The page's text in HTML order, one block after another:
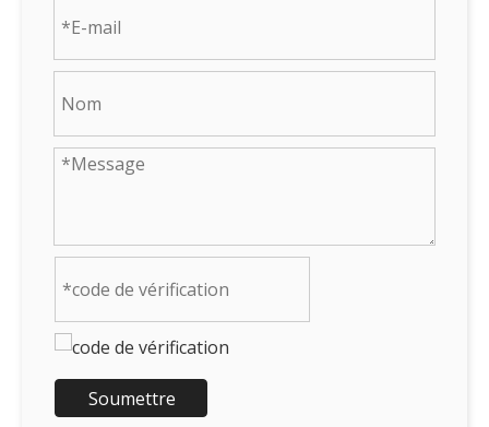
Soumettre